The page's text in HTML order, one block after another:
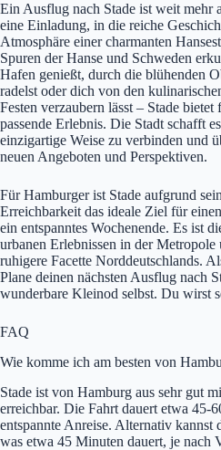
Ein Ausflug nach Stade ist weit mehr
eine Einladung, in die reiche
Atmosphäre einer charmanten
Spuren der Hanse und Schweden
Hafen genießt, durch die blühenden
radelst oder dich von den
Festen verzaubern lässt – Stade
passende Erlebnis. Die Stadt schafft
einzigartige Weise zu verbinden und
neuen Angeboten und Perspektiven.
Für Hamburger ist Stade aufgrund
Erreichbarkeit das ideale Ziel für
ein entspanntes Wochenende. Es ist
urbanen Erlebnissen in der Metropole
ruhigere Facette Norddeutschlands.
Plane deinen nächsten Ausflug nach
wunderbare Kleinod selbst. Du wirst
FAQ
Wie komme ich am besten von
Stade ist von Hamburg aus sehr gut
erreichbar. Die Fahrt dauert etwa 45-
entspannte Anreise. Alternativ kannst
was etwa 45 Minuten dauert, je nach